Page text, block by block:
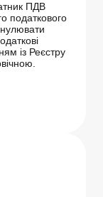
ПДВ
податкового
із Реєстру